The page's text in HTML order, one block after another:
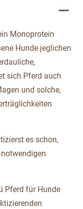
Monoprotein
Hunde jeglichen
sich Pferd auch
und solche,
es schon,
Pferd für Hunde